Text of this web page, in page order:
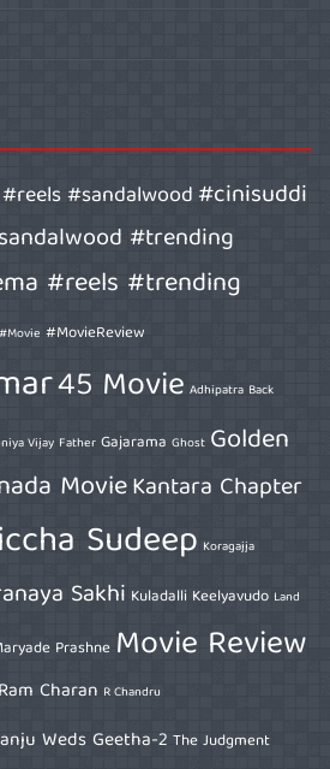
#sandalwood#cinisuddi
#trending
#reels #trending
#Movie #MovieReview
45 Movie Adhipatra Back
Vijay Father Gajarama Ghost Golden
MovieKantara Chapter
Sudeep Koragajja
Sakhi Kuladalli Keelyavudo Land
Prashne Movie Review
Ram Charan R Chandru
Weds Geetha-2 The Judgment